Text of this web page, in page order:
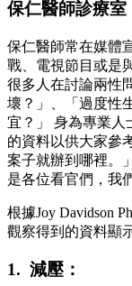
保仁醫師診療室
保仁醫師常在媒體
戰、電視節目或是
很多人在討論兩性
壞？」、「過度性
宜？」 身為專業人
的資料以供大家參
案子就辦到哪裡。
是各位看官們，我
根據Joy Davidson
觀察得到的資料顯
1. 減壓：